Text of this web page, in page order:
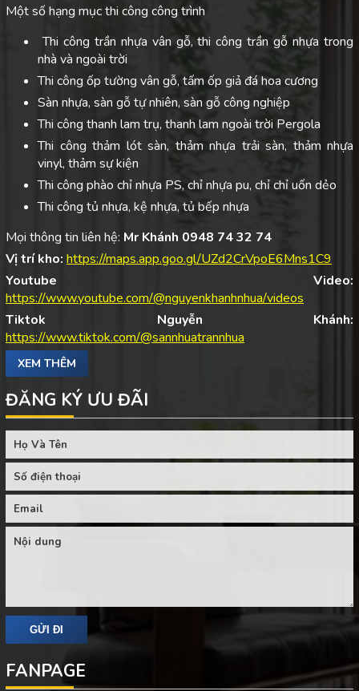
Một số hạng mục thi công công trình
Thi công trần nhựa vân gỗ, thi công trần gỗ nhựa trong
nhà và ngoài trời
Thi công ốp tường vân gỗ, tấm ốp giả đá hoa cương
Sàn nhựa, sàn gỗ tự nhiên, sàn gỗ công nghiệp
Thi công thanh lam trụ, thanh lam ngoài trời Pergola
Thi công thảm lót sàn, thảm nhựa trải sàn, thảm nhựa
vinyl, thảm sự kiện
Thi công phào chỉ nhựa PS, chỉ nhựa pu, chỉ chỉ uốn dẻo
Thi công tủ nhựa, kệ nhựa, tủ bếp nhựa
Mọi thông tin liên hệ: Mr Khánh 0948 74 32 74
Vị trí kho: https://maps.app.goo.gl/UZd2CrVpoE6Mns1C9
Youtube Video:
https://www.youtube.com/@nguyenkhanhnhua/videos
Tiktok Nguyễn Khánh:
https://www.tiktok.com/@sannhuatrannhua
XEM THÊM
ĐĂNG KÝ ƯU ĐÃI
FANPAGE